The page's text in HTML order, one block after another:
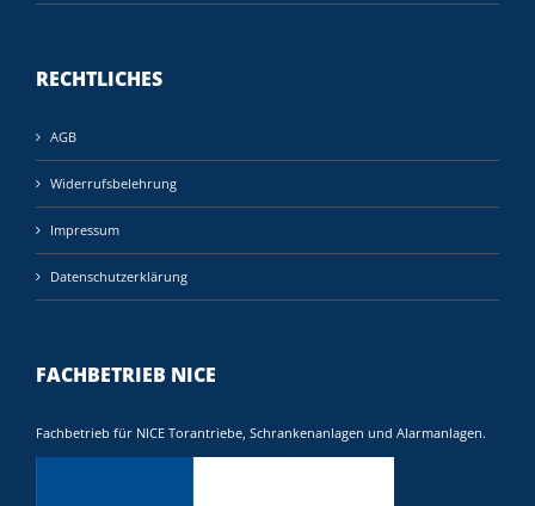
RECHTLICHES
AGB
Widerrufsbelehrung
Impressum
Datenschutzerklärung
FACHBETRIEB NICE
Fachbetrieb für NICE Torantriebe, Schrankenanlagen und Alarmanlagen.